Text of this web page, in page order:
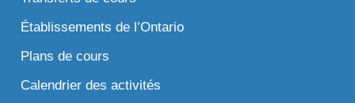
Établissements de l’Ontario
Plans de cours
Calendrier des activités